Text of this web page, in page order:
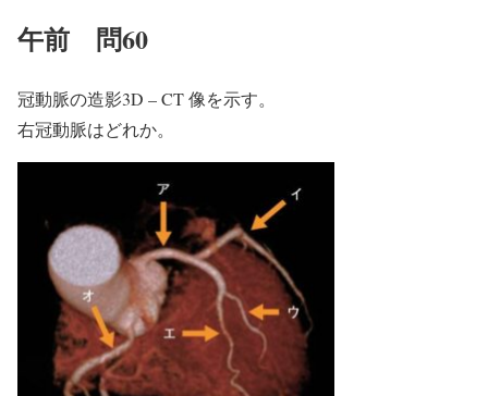
午前 問60
冠動脈の造影3D – CT 像を示す。
右冠動脈はどれか。